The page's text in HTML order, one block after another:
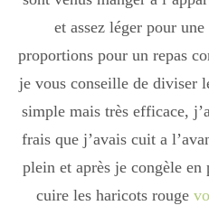
et assez léger pour
proportions pour un repas
je vous conseille de diviser
simple mais très efficace,
frais que j’avais cuit a
plein et après je congèle
cuire les haricots rouge